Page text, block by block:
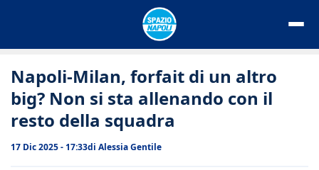
Napoli-Milan, forfait di un altro
big? Non si sta allenando con il
resto della squadra
17 Dic 2025 - 17:33di Alessia Gentile